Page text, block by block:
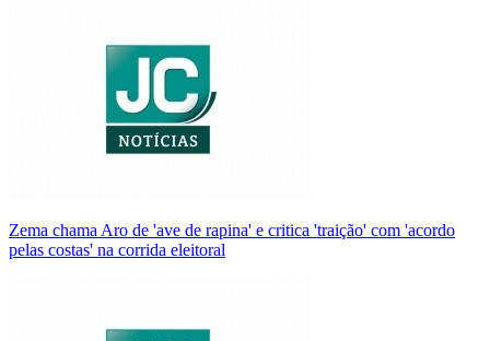
Zema chama Aro de 'ave de rapina' e critica 'traição' com 'acordo
pelas costas' na corrida eleitoral